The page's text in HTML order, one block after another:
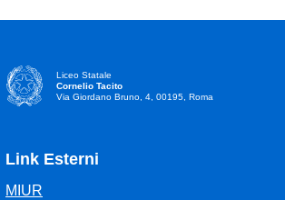
Liceo Statale
Cornelio Tacito
Via Giordano Bruno, 4, 00195, Roma
Link Esterni
MIUR